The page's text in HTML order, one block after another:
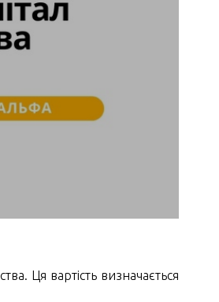
Ця вартість визначається